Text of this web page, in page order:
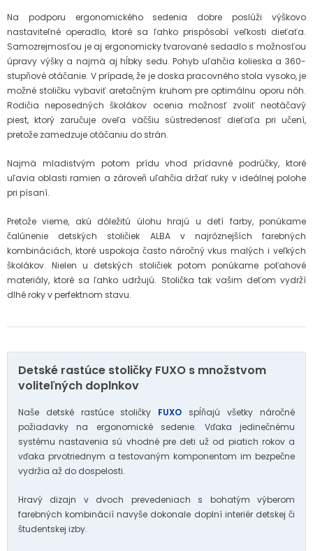
Na podporu ergonomického sedenia dobre poslúži výškovo
nastaviteľné operadlo, ktoré sa ľahko prispôsobí veľkosti dieťaťa.
Samozrejmosťou je aj ergonomicky tvarované sedadlo s možnosťou
úpravy výšky a najmä aj hĺbky sedu. Pohyb uľahčia kolieska a 360-
stupňové otáčanie. V prípade, že je doska pracovného stola vysoko, je
možné stoličku vybaviť aretačným kruhom pre optimálnu oporu nôh.
Rodičia neposedných školákov ocenia možnosť zvoliť neotáčavý
piest, ktorý zaručuje oveľa väčšiu sústredenosť dieťaťa pri učení,
pretože zamedzuje otáčaniu do strán.
Najmä mladistvým potom prídu vhod prídavné podrúčky, ktoré
uľavia oblasti ramien a zároveň uľahčia držať ruky v ideálnej polohe
pri písaní.
Pretože vieme, akú dôležitú úlohu hrajú u detí farby, ponúkame
čalúnenie detských stoličiek ALBA v najrôznejších farebných
kombináciách, ktoré uspokoja často náročný vkus malých i veľkých
školákov. Nielen u detských stoličiek potom ponúkame poťahové
materiály, ktoré sa ľahko udržujú. Stolička tak vašim deťom vydrží
dlhé roky v perfektnom stavu.
Detské rastúce stoličky FUXO s množstvom
voliteľných doplnkov
Naše detské rastúce stoličky FUXO spĺňajú všetky náročné
požiadavky na ergonomické sedenie. Vďaka jedinečnému
systému nastavenia sú vhodné pre deti už od piatich rokov a
vďaka prvotriednym a testovaným komponentom im bezpečne
vydržia až do dospelosti.
Hravý dizajn v dvoch prevedeniach s bohatým výberom
farebných kombinácií navyše dokonale doplní interiér detskej či
študentskej izby.